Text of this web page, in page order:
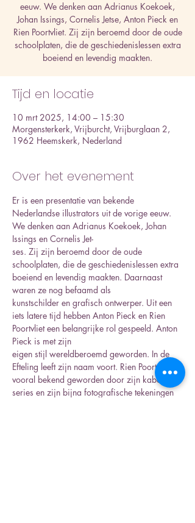
eeuw. We denken aan Adrianus Koekoek,
Johan Issings, Cornelis Jetse, Anton Pieck en
Rien Poortvliet. Zij zijn beroemd door de oude
schoolplaten, die de geschiedenislessen extra
boeiend en levendig maakten.
Tijd en locatie
10 mrt 2025, 14:00 – 15:30
Morgensterkerk, Vrijburcht, Vrijburglaan 2,
1962 Heemskerk, Nederland
Over het evenement
Er is een presentatie van bekende
Nederlandse illustrators uit de vorige eeuw.
We denken aan Adrianus Koekoek, Johan
Issings en Cornelis Jet-
ses. Zij zijn beroemd door de oude
schoolplaten, die de geschiedenislessen extra
boeiend en levendig maakten. Daarnaast
waren ze nog befaamd als
kunstschilder en grafisch ontwerper. Uit een
iets latere tijd hebben Anton Pieck en Rien
Poortvliet een belangrijke rol gespeeld. Anton
Pieck is met zijn
eigen stijl wereldberoemd geworden. In de
Efteling leeft zijn naam voort. Rien Poortvliet is
vooral bekend geworden door zijn kabouter
series en zijn bijna fotografische tekeningen